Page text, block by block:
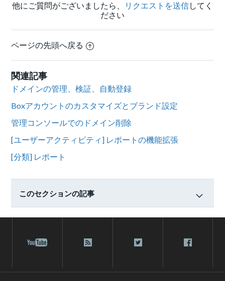
他にご質問がございましたら、 リクエストを送信してく
ださい
ページの先頭へ戻る
関連記事
ドメインの管理、検証、自動登録
Boxアカウントのカスタマイズとブランド設定
管理コンソールでのドメイン削除
[ユーザーアクティビティ] レポートの機能拡張
[分類] レポート
このセクションの記事